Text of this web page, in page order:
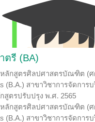
รี (BA)
หลักสูตรศิลปศาสตรบัณฑิต (ศ
(B.A.) สาขาวิชาการจัดการ
สูตรปรับปรุง พ.ศ. 2565
หลักสูตรศิลปศาสตรบัณฑิต (ศ
(B.A.) สาขาวิชาการจัดการ